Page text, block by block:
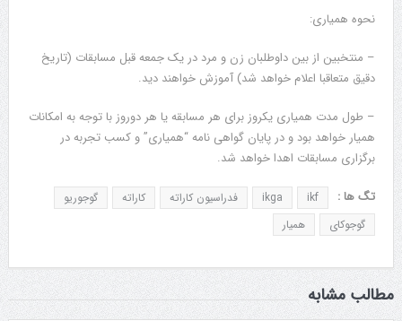
نحوه همیاری:
– منتخبین از بین داوطلبان زن و مرد در یک جمعه قبل مسابقات (تاریخ
دقیق متعاقبا اعلام خواهد شد) آموزش خواهند دید.
– طول مدت همیاری یکروز برای هر مسابقه یا هر دوروز با توجه به امکانات
همیار خواهد بود و در پایان گواهی نامه “همیاری” و کسب تجربه در
برگزاری مسابقات اهدا خواهد شد.
تگ ها : ikf
ikga فدراسیون کاراته کاراته
گوجوریو
گوجوکای
همیار
مطالب مشابه